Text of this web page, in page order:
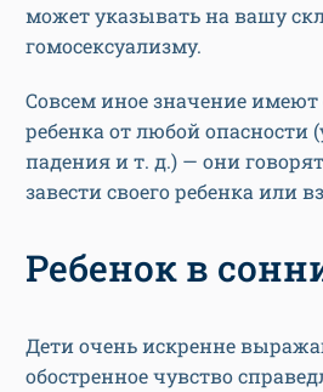
может указывать на вашу
гомосексуализму.
Совсем иное значение
ребенка от любой опасности
падения и т. д.) — они
завести своего ребенка или
Ребенок в
Дети очень искренне
обостренное чувство